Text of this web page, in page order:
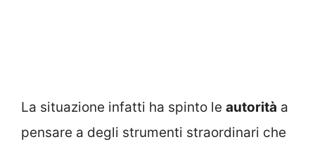
La situazione infatti ha spinto le autorità a
pensare a degli strumenti straordinari che